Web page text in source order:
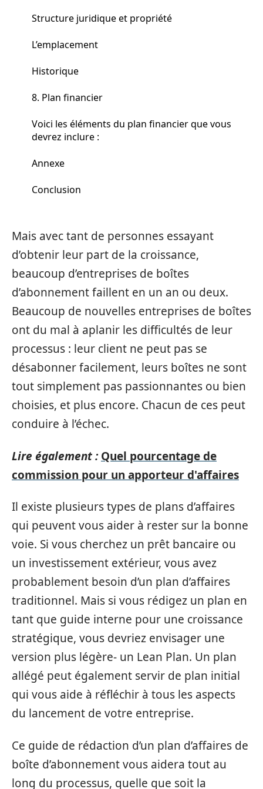
Structure juridique et propriété
L’emplacement
Historique
8. Plan financier
Voici les éléments du plan financier que vous
devrez inclure :
Annexe
Conclusion
Mais avec tant de personnes essayant
d’obtenir leur part de la croissance,
beaucoup d’entreprises de boîtes
d’abonnement faillent en un an ou deux.
Beaucoup de nouvelles entreprises de boîtes
ont du mal à aplanir les difficultés de leur
processus : leur client ne peut pas se
désabonner facilement, leurs boîtes ne sont
tout simplement pas passionnantes ou bien
choisies, et plus encore. Chacun de ces peut
conduire à l’échec.
Lire également : Quel pourcentage de
commission pour un apporteur d'affaires
Il existe plusieurs types de plans d’affaires
qui peuvent vous aider à rester sur la bonne
voie. Si vous cherchez un prêt bancaire ou
un investissement extérieur, vous avez
probablement besoin d’un plan d’affaires
traditionnel. Mais si vous rédigez un plan en
tant que guide interne pour une croissance
stratégique, vous devriez envisager une
version plus légère- un Lean Plan. Un plan
allégé peut également servir de plan initial
qui vous aide à réfléchir à tous les aspects
du lancement de votre entreprise.
Ce guide de rédaction d’un plan d’affaires de
boîte d’abonnement vous aidera tout au
long du processus, quelle que soit la